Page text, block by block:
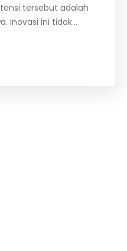
tersebut adalah
Inovasi ini tidak…